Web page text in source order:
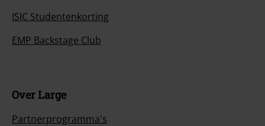
ISIC Studentenkorting
EMP Backstage Club
Over Large
Partnerprogramma's